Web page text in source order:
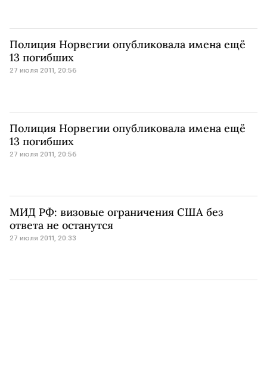
Полиция Норвегии опубликовала имена ещё
13 погибших
27 июля 2011, 20:56
Полиция Норвегии опубликовала имена ещё
13 погибших
27 июля 2011, 20:56
МИД РФ: визовые ограничения США без
ответа не останутся
27 июля 2011, 20:33